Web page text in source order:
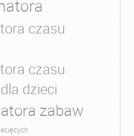
czasu
czasu
dzieci
zabaw